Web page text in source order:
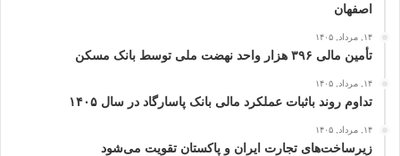
اصفهان
۱۴, مرداد, ۱۴۰۵
تأمین مالی ۳۹۶ هزار واحد نهضت ملی توسط بانک مسکن
۱۴, مرداد, ۱۴۰۵
تداوم روند باثبات عملکرد مالی بانک پاسارگاد در سال ۱۴۰۵
۱۴, مرداد, ۱۴۰۵
زیرساخت‌های تجارت ایران و پاکستان تقویت می‌شود